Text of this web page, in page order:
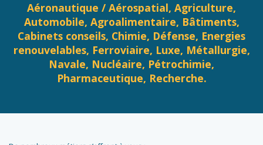
Aéronautique / Aérospatial, Agriculture,
Automobile, Agroalimentaire, Bâtiments,
Cabinets conseils, Chimie, Défense, Energies
renouvelables, Ferroviaire, Luxe, Métallurgie,
Navale, Nucléaire, Pétrochimie,
Pharmaceutique, Recherche.